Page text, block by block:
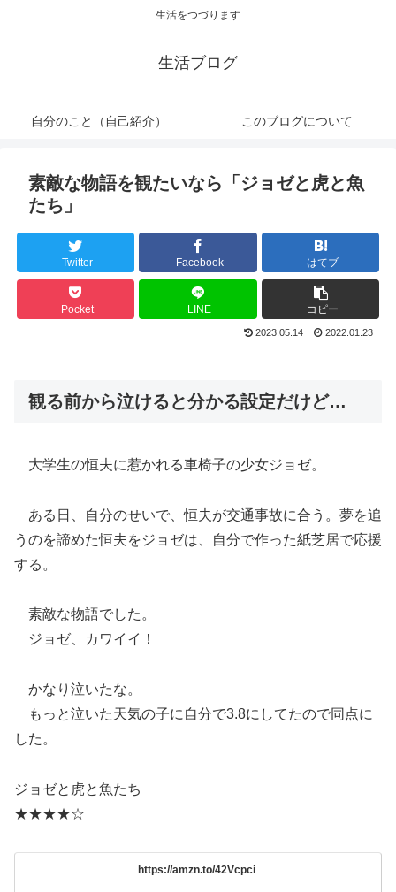
生活をつづります
生活ブログ
自分のこと（自己紹介） このブログについて
素敵な物語を観たいなら「ジョゼと虎と魚
たち」
Twitter Facebook はてブ
Pocket LINE コピー
2023.05.14 2022.01.23
観る前から泣けると分かる設定だけど…
大学生の恒夫に惹かれる車椅子の少女ジョゼ。
ある日、自分のせいで、恒夫が交通事故に合う。夢を追
うのを諦めた恒夫をジョゼは、自分で作った紙芝居で応援
する。
素敵な物語でした。
ジョゼ、カワイイ！
かなり泣いたな。
もっと泣いた天気の子に自分で3.8にしてたので同点に
した。
ジョゼと虎と魚たち
★★★★☆
https://amzn.to/42Vcpci